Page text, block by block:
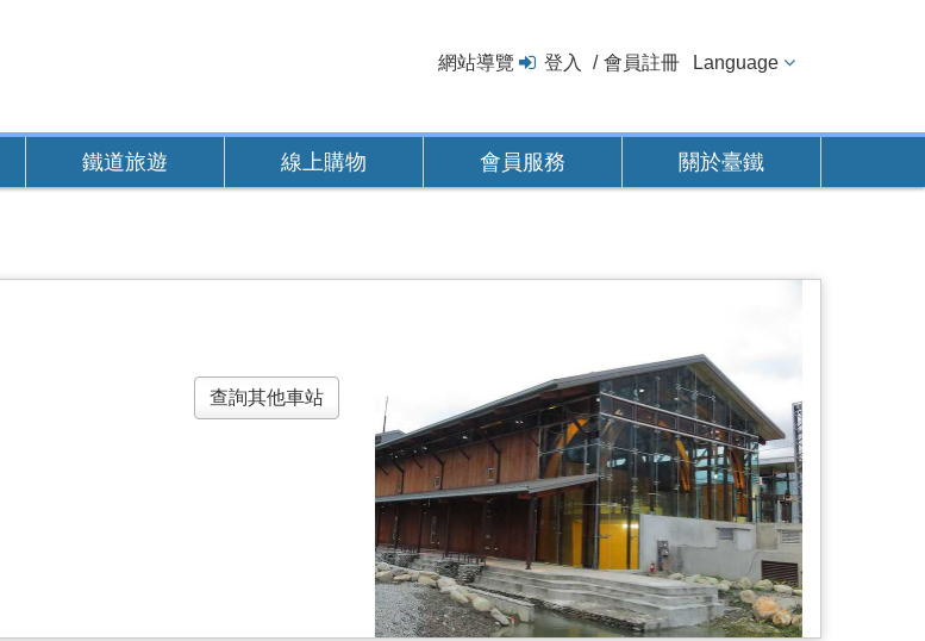
網站導覽 登入 會員註冊 Language
鐵道旅遊 線上購物 會員服務 關於臺鐵
查詢其他車站